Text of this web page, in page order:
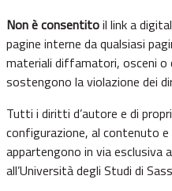
Non è consentitoil link a
pagine interne da qualsiasi
materiali diffamatori, osceni o
sostengono la violazione dei
Tutti i diritti d’autore e di
configurazione, al contenuto e
appartengono in via esclusiva
all’Università degli Studi di